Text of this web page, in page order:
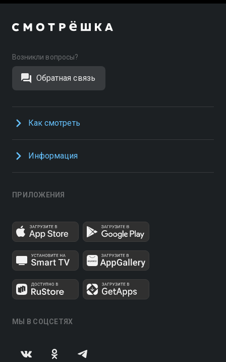
Возникли вопросы?
Обратная связь
Как смотреть
Информация
ПРИЛОЖЕНИЯ
МЫ В СОЦСЕТЯХ